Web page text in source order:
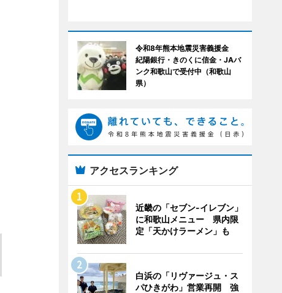
令和8年熊本地震災害義援金
紀陽銀行・きのくに信金・JAバ
ンク和歌山で受付中（和歌山
県）
アクセスランキング
近畿の「セブン-イレブン」
に和歌山メニュー 県内限
定「天かけラーメン」も
白浜の「リヴァージュ・ス
パひきがわ」営業再開 強